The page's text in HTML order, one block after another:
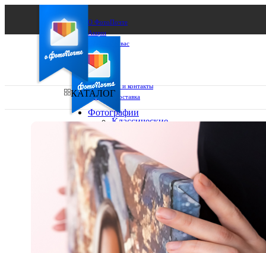
О ФотоПочте
Акции
Сделаем за вас
Бизнесу
FAQ
Франшиза
Поддержка и контакты
Оплата и доставка
Ваш город:
Ваш регион доставки
Выберите из списка:
КАТАЛОГ
Фотографии
Классические
10х15
13х18
15х15
15х20
20х20
20х30
30х30
30х40
А4
Фото